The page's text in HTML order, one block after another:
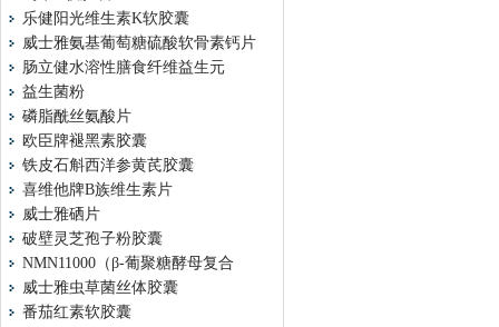
乐健阳光维生素K软胶囊
威士雅氨基葡萄糖硫酸软骨素钙片
肠立健水溶性膳食纤维益生元
益生菌粉
磷脂酰丝氨酸片
欧臣牌褪黑素胶囊
铁皮石斛西洋参黄芪胶囊
喜维他牌B族维生素片
威士雅硒片
破壁灵芝孢子粉胶囊
NMN11000（β-葡聚糖酵母复合
威士雅虫草菌丝体胶囊
番茄红素软胶囊